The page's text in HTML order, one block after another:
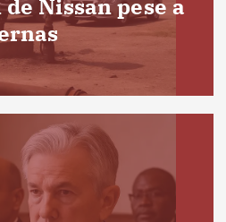
Nissan pese a